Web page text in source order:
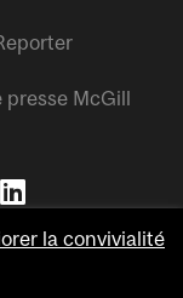
presse McGill
la convivialité